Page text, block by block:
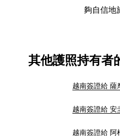
夠自信地
其他護照持有者
越南簽證給 薩
越南簽證給 安
越南簽證給 阿